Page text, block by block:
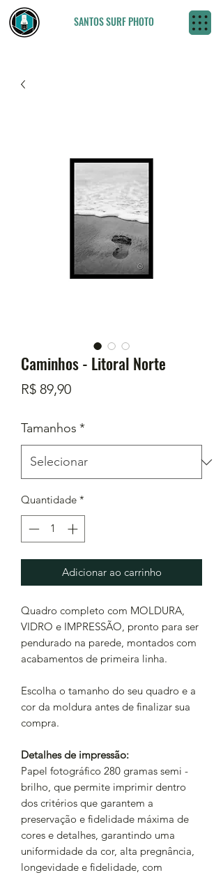
SANTOS SURF PHOTO
Caminhos - Litoral Norte
R$ 89,90Preço
Tamanhos *
Quantidade *
Adicionar ao carrinho
Quadro completo com MOLDURA,
VIDRO e IMPRESSÃO, pronto para ser
pendurado na parede, montados com
acabamentos de primeira linha.
Escolha o tamanho do seu quadro e a
cor da moldura antes de finalizar sua
compra.
Detalhes de impressão:
Papel fotográfico 280 gramas semi -
brilho, que permite imprimir dentro
dos critérios que garantem a
preservação e fidelidade máxima de
cores e detalhes, garantindo uma
uniformidade da cor, alta pregnância,
longevidade e fidelidade, com